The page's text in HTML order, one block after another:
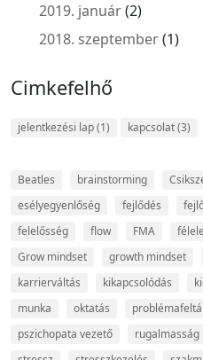
2019. január(2)
2018. szeptember(1)
Cimkefelhő
jelentkezési lap(1) kapcsolat(3)
Beatles brainstorming
esélyegyenlőség
fejlődés
felelősség
flow FMA
Grow mindset
growth mindset
karrierváltás
kikapcsolódás
munka
oktatás
pszichopata vezető
rugalmasság